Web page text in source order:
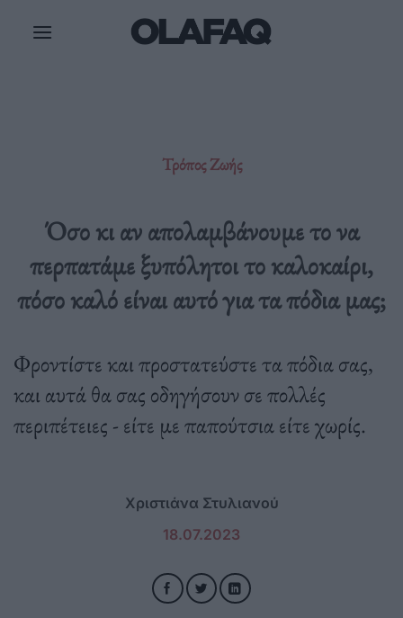
Τρόπος Ζωής
Όσο κι αν απολαμβάνουμε το να
περπατάμε ξυπόλητοι το καλοκαίρι,
πόσο καλό είναι αυτό για τα πόδια μας;
Φροντίστε και προστατεύστε τα πόδια σας,
και αυτά θα σας οδηγήσουν σε πολλές
περιπέτειες - είτε με παπούτσια είτε χωρίς.
Χριστιάνα Στυλιανού
18.07.2023